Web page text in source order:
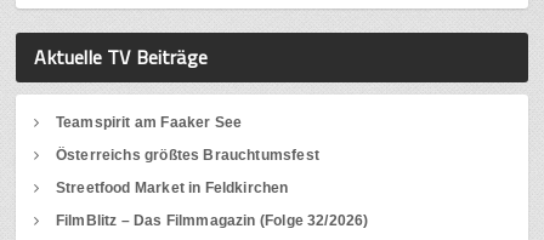
Aktuelle TV Beiträge
Teamspirit am Faaker See
Österreichs größtes Brauchtumsfest
Streetfood Market in Feldkirchen
FilmBlitz – Das Filmmagazin (Folge 32/2026)